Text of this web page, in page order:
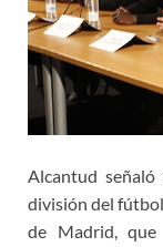
Alcantud
división del
de Madrid,